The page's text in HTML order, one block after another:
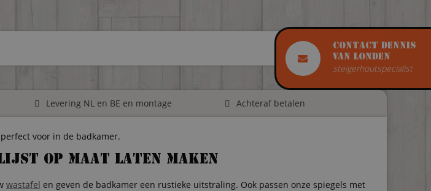
Contact Dennis
van Londen
steigerhoutspecialist
Levering NL en BE en montage Achteraf betalen
voor in de badkamer.
op maat laten maken
wastafel en geven de badkamer een rustieke uitstraling. Ook passen onze spiegels met